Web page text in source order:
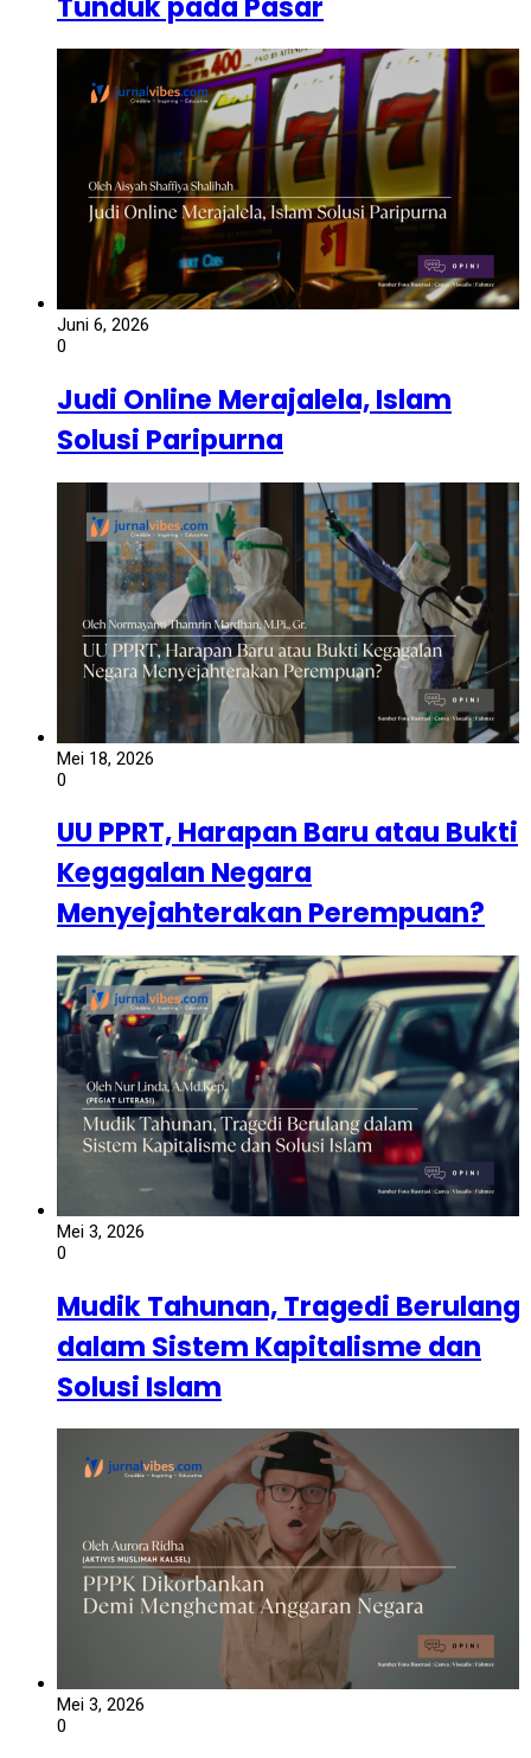
Juni 6, 2026
0
Judi Online Merajalela, Islam
Solusi Paripurna
Mei 18, 2026
0
UU PPRT, Harapan Baru atau Bukti
Kegagalan Negara
Menyejahterakan Perempuan?
Mei 3, 2026
0
Mudik Tahunan, Tragedi Berulang
dalam Sistem Kapitalisme dan
Solusi Islam
Mei 3, 2026
0